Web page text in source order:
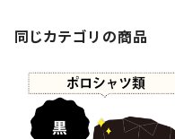
同じカテゴリの商品